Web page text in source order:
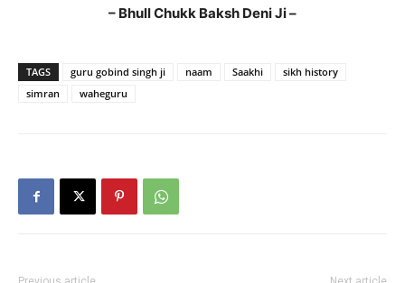
– Bhull Chukk Baksh Deni Ji –
TAGS guru gobind singh ji naam Saakhi
sikh history
simran
waheguru